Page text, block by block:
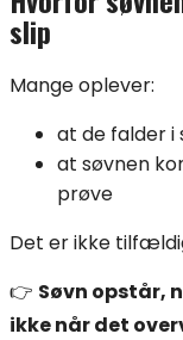
slip
Mange oplever:
at de falder i
at søvnen
prøve
Det er ikke
👉 Søvn opstår,
ikke når det